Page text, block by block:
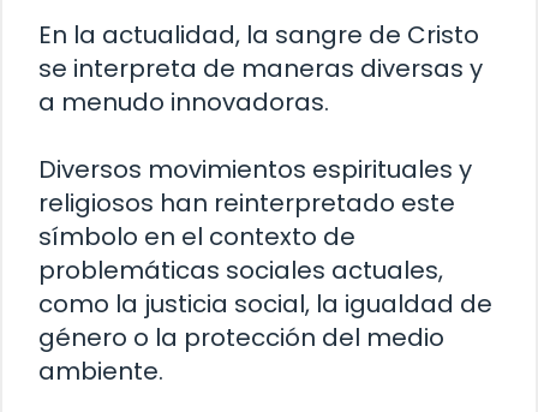
En la actualidad, la sangre de Cristo
se interpreta de maneras diversas y
a menudo innovadoras.
Diversos movimientos espirituales y
religiosos han reinterpretado este
símbolo en el contexto de
problemáticas sociales actuales,
como la justicia social, la igualdad de
género o la protección del medio
ambiente.